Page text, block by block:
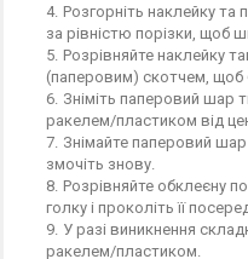
Розгорніть наклейку та
за рівністю порізки, щоб
Розрівняйте наклейку
(паперовим) скотчем, щоб
Зніміть паперовий шар
ракелем/пластиком від
Знімайте паперовий
змочіть знову.
Розрівняйте обклеєну
голку і проколіть її
У разі виникнення
ракелем/пластиком.